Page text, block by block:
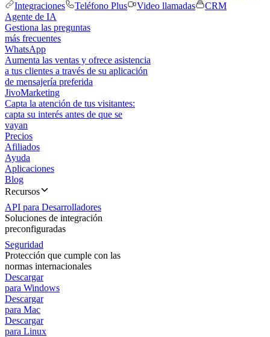
Integraciones
Teléfono Plus Video llamadas
CRM
Agente de IA
Gestiona las preguntas
más frecuentes
WhatsApp
Aumenta las ventas y ofrece asistencia
a tus clientes a través de su aplicación
de mensajería preferida
JivoMarketing
Capta la atención de tus visitantes:
capta su interés antes de que se
vayan
Precios
Afiliados
Ayuda
Aplicaciones
Blog
Recursos
API para Desarrolladores
Soluciones de integración
preconfiguradas
Seguridad
Protección que cumple con las
normas internacionales
Descargar
para Windows
Descargar
para Mac
Descargar
para Linux